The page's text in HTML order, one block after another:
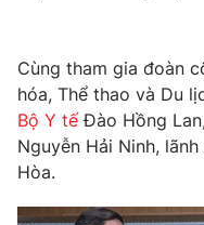
Góc doanh nghiệp
Truyền hình
Phim VTV
Hậu trường
Nhân vật
Giải trí
Đời sống
Cùng tham gia đoàn
hóa, Thể thao và Du
Bộ Y tếĐào Hồng
Nguyễn Hải Ninh,
Hòa.